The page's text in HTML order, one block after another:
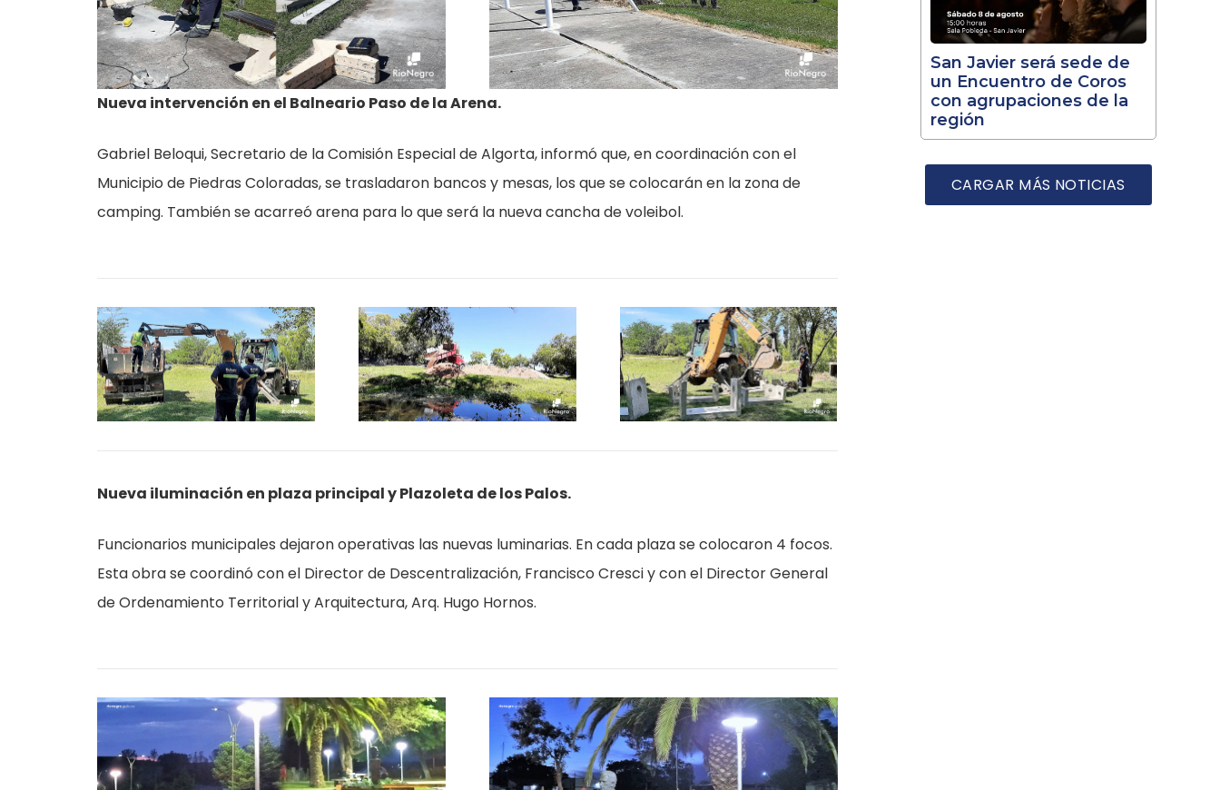
Nueva intervención en el Balneario Paso de la Arena.
Gabriel Beloqui, Secretario de la Comisión Especial de Algorta, informó que, en coordinación con el
Municipio de Piedras Coloradas, se trasladaron bancos y mesas, los que se colocarán en la zona de
camping. También se acarreó arena para lo que será la nueva cancha de voleibol.
Nueva iluminación en plaza principal y Plazoleta de los Palos.
Funcionarios municipales dejaron operativas las nuevas luminarias. En cada plaza se colocaron 4 focos.
Esta obra se coordinó con el Director de Descentralización, Francisco Cresci y con el Director General
de Ordenamiento Territorial y Arquitectura, Arq. Hugo Hornos.
San Javier será sede de
un Encuentro de Coros
con agrupaciones de la
región
CARGAR MÁS NOTICIAS